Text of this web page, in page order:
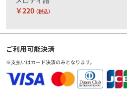
￥220（税込）
ご利用可能決済
※支払いはカード決済のみとなります。